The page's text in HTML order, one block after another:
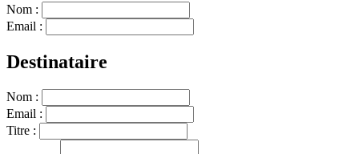
Nom :
Email :
Destinataire
Nom :
Email :
Titre :